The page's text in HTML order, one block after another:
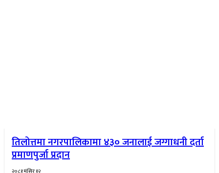
तिलोत्तमा नगरपालिकामा ४३० जनालाई जग्गाधनी दर्ता
प्रमाणपुर्जा प्रदान